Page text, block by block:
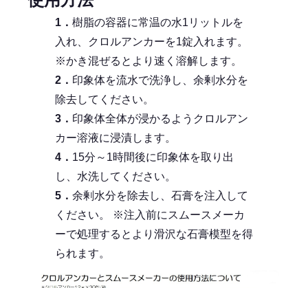
1． 樹脂の容器に常温の水1リットルを
入れ、クロルアンカーを1錠入れます。
※かき混ぜるとより速く溶解します。
2． 印象体を流水で洗浄し、余剰水分を
除去してください。
3． 印象体全体が浸かるようクロルアン
カー溶液に浸漬します。
4． 15分～1時間後に印象体を取り出
し、水洗してください。
5． 余剰水分を除去し、石膏を注入して
ください。 ※注入前にスムースメーカ
ーで処理するとより滑沢な石膏模型を得
られます。